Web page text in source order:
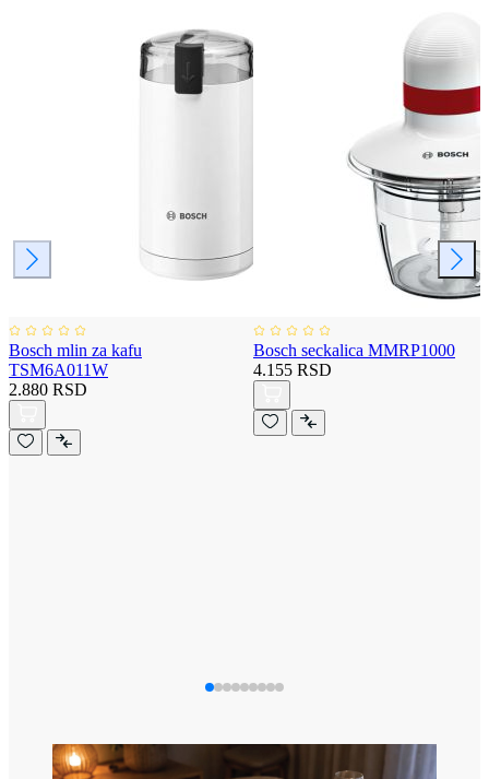
Bosch mlin za kafu
TSM6A011W
2.880 RSD
Bosch seckalica MMRP1000
4.155 RSD